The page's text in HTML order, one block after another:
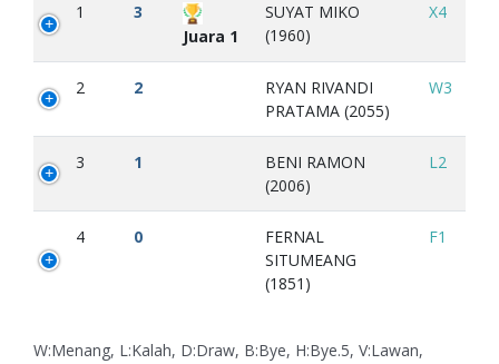
1
3
Juara 1
SUYAT MIKO
(1960)
X4
2 2
RYAN RIVANDI
PRATAMA (2055)
W3
3 1
BENI RAMON
(2006)
L2
4 0
FERNAL
SITUMEANG
(1851)
F1
W:Menang, L:Kalah, D:Draw, B:Bye, H:Bye.5, V:Lawan,